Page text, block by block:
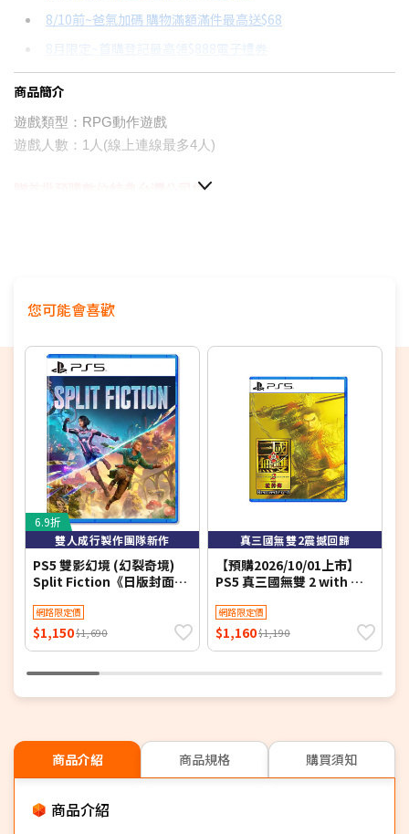
分期數
12期
每期金額 配合銀行/業者
8/10前~爸氣加碼 購物滿額滿件最高送$68
8月限定~首購登記最高領$888電子禮券
台灣大哥大Open Possible聯名卡滿額最高回饋25%
SONY PS5 SLIM值得買嗎？→點我看達人教你買
商品簡介
遊戲類型：RPG動作遊戲
遊戲人數：1人(線上連線最多4人)
台灣公司貨
▉此商品為輔導級
您可能會喜歡
6.9折
雙人成行製作團隊新作
PS5 雙影幻境 (幻裂奇境)
Split Fiction《日版封面中
網路限定價
$1,150$1,690
真三國無雙2震撼回歸
【預購2026/10/01上市】
PS5 真三國無雙 2 with 猛
版》
網路限定價
$1,160$1,190
商品介紹 商品規格 購買須知
商品介紹